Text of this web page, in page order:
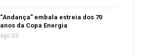
“Andança” embala estreia dos 70
anos da Copa Energia
ago 03